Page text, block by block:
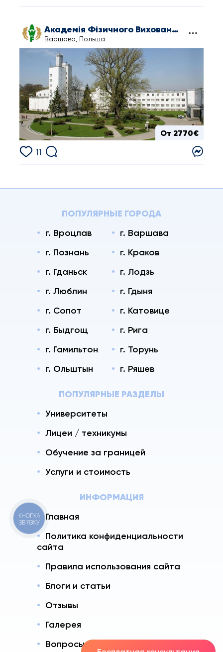
Академія Фізичного Виховання ім. Юзефа Пілсудського
Варшава, Польша
От 2770€
11
ПОПУЛЯРНЫЕ ГОРОДА
г. Вроцлав
г. Варшава
г. Познань
г. Краков
г. Гданьск
г. Лодзь
г. Люблин
г. Гдыня
г. Сопот
г. Катовице
г. Быдгощ
г. Рига
г. Гамильтон
г. Торунь
г. Ольштын
г. Ряшев
ПОПУЛЯРНЫЕ РАЗДЕЛЫ
Университеты
Лицеи / техникумы
Обучение за границей
Услуги и стоимость
ИНФОРМАЦИЯ
Главная
Политика конфиденциальности
сайта
Правила использования сайта
Блоги и статьи
Отзывы
Галерея
Вопросы - Ответы
КНОПКА
ЗВ'ЯЗКУ